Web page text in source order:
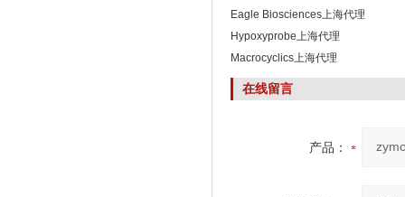
Eagle Biosciences上海代理
Hypoxyprobe上海代理
Macrocyclics上海代理
在线留言
产品：